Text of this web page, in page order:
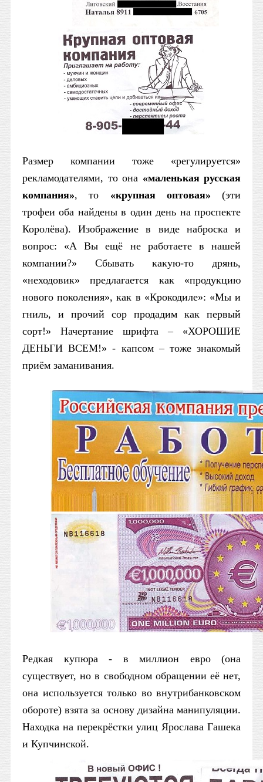
Размер компании тоже «регулируется»
рекламодателями, то она «маленькая русская
компания», то «крупная оптовая» (эти
трофеи оба найдены в один день на проспекте
Королёва). Изображение в виде наброска и
вопрос: «А Вы ещё не работаете в нашей
компании?» Сбывать какую-то дрянь,
«неходовик» предлагается как «продукцию
нового поколения», как в «Крокодиле»: «Мы и
гниль, и прочий сор продадим как первый
сорт!» Начертание шрифта – «ХОРОШИЕ
ДЕНЬГИ ВСЕМ!» - капсом – тоже знакомый
приём заманивания.
Редкая купюра - в миллион евро (она
существует, но в свободном обращении её нет,
она используется только во внутрибанковском
обороте) взята за основу дизайна манипуляции.
Находка на перекрёстки улиц Ярослава Гашека
и Купчинской.